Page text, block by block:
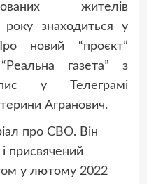
жителів
знаходиться у
новий “проєкт”
газета” з
у Телеграмі
Агранович.
про СВО. Він
і присвячений
у лютому 2022